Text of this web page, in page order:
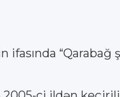
“Qarabağ